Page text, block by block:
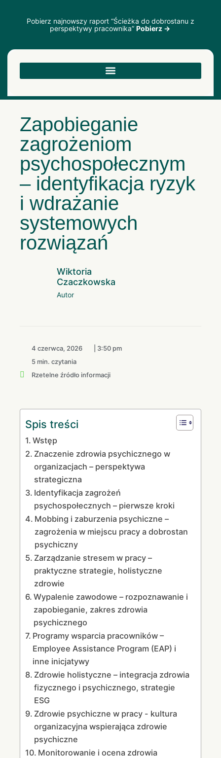
Pobierz najnowszy raport “Ścieżka do dobrostanu z
perspektywy pracownika” Pobierz →
Zapobieganie
zagrożeniom
psychospołecznym
– identyfikacja ryzyk
i wdrażanie
systemowych
rozwiązań
Wiktoria
Czaczkowska
Autor
4 czerwca, 2026
3:50 pm
5 min. czytania
Rzetelne źródło informacji
Spis treści
Wstęp
Znaczenie zdrowia psychicznego w
organizacjach – perspektywa
strategiczna
Identyfikacja zagrożeń
psychospołecznych – pierwsze kroki
Mobbing i zaburzenia psychiczne –
zagrożenia w miejscu pracy a dobrostan
psychiczny
Zarządzanie stresem w pracy –
praktyczne strategie, holistyczne
zdrowie
Wypalenie zawodowe – rozpoznawanie i
zapobieganie, zakres zdrowia
psychicznego
Programy wsparcia pracowników –
Employee Assistance Program (EAP) i
inne inicjatywy
Zdrowie holistyczne – integracja zdrowia
fizycznego i psychicznego, strategie
ESG
Zdrowie psychiczne w pracy - kultura
organizacyjna wspierająca zdrowie
psychiczne
Monitorowanie i ocena zdrowia